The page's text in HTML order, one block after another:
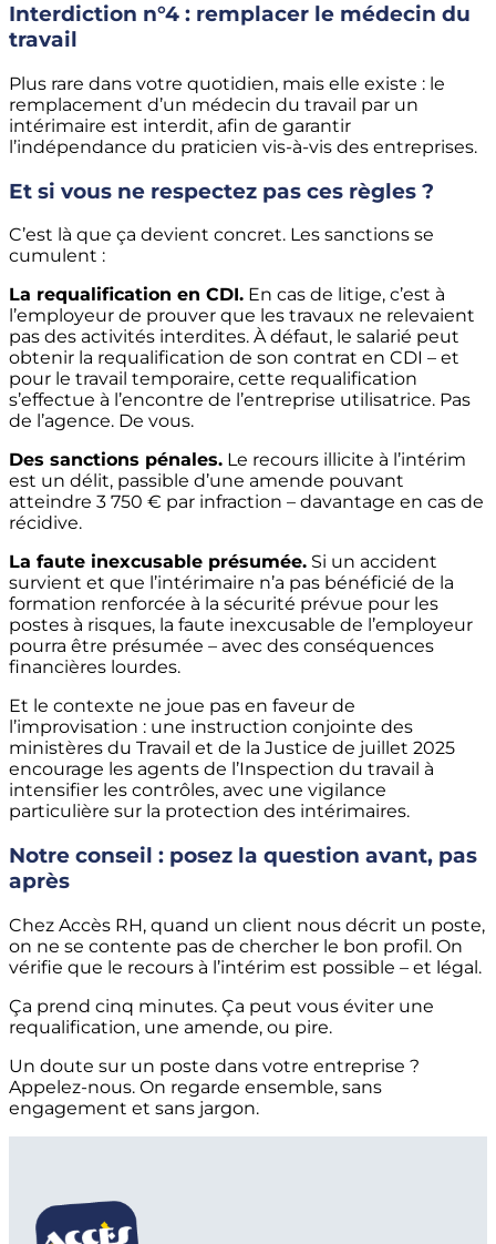
Interdiction n°4 : remplacer le médecin du
travail
Plus rare dans votre quotidien, mais elle existe : le
remplacement d’un médecin du travail par un
intérimaire est interdit, afin de garantir
l’indépendance du praticien vis-à-vis des entreprises.
Et si vous ne respectez pas ces règles ?
C’est là que ça devient concret. Les sanctions se
cumulent :
La requalification en CDI. En cas de litige, c’est à
l’employeur de prouver que les travaux ne relevaient
pas des activités interdites. À défaut, le salarié peut
obtenir la requalification de son contrat en CDI – et
pour le travail temporaire, cette requalification
s’effectue à l’encontre de l’entreprise utilisatrice. Pas
de l’agence. De vous.
Des sanctions pénales. Le recours illicite à l’intérim
est un délit, passible d’une amende pouvant
atteindre 3 750 € par infraction – davantage en cas de
récidive.
La faute inexcusable présumée. Si un accident
survient et que l’intérimaire n’a pas bénéficié de la
formation renforcée à la sécurité prévue pour les
postes à risques, la faute inexcusable de l’employeur
pourra être présumée – avec des conséquences
financières lourdes.
Et le contexte ne joue pas en faveur de
l’improvisation : une instruction conjointe des
ministères du Travail et de la Justice de juillet 2025
encourage les agents de l’Inspection du travail à
intensifier les contrôles, avec une vigilance
particulière sur la protection des intérimaires.
Notre conseil : posez la question avant, pas
après
Chez Accès RH, quand un client nous décrit un poste,
on ne se contente pas de chercher le bon profil. On
vérifie que le recours à l’intérim est possible – et légal.
Ça prend cinq minutes. Ça peut vous éviter une
requalification, une amende, ou pire.
Un doute sur un poste dans votre entreprise ?
Appelez-nous. On regarde ensemble, sans
engagement et sans jargon.